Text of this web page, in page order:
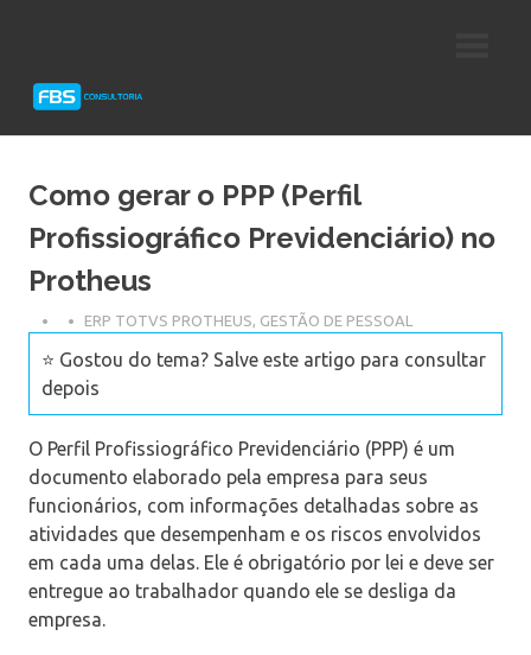
Protheus
Como gerar o PPP (Perfil
Profissiográfico Previdenciário) no
Protheus
ERP TOTVS PROTHEUS, GESTÃO DE PESSOAL
⭐ Gostou do tema? Salve este artigo para consultar
depois
O Perfil Profissiográfico Previdenciário (PPP) é um
documento elaborado pela empresa para seus
funcionários, com informações detalhadas sobre as
atividades que desempenham e os riscos envolvidos
em cada uma delas. Ele é obrigatório por lei e deve ser
entregue ao trabalhador quando ele se desliga da
empresa.